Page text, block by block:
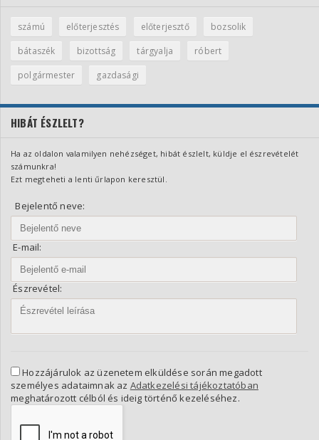
számú előterjesztés előterjesztő
bozsolik
bátaszék
bizottság tárgyalja
róbert
polgármester
gazdasági
HIBÁT ÉSZLELT?
Ha az oldalon valamilyen nehézséget, hibát észlelt, küldje el észrevételét
számunkra!
Ezt megteheti a lenti űrlapon keresztül.
Bejelentő neve:
E-mail:
Észrevétel:
Hozzájárulok az üzenetem elküldése során megadott
személyes adataimnak az Adatkezelési tájékoztatóban
meghatározott célból és ideig történő kezeléséhez.